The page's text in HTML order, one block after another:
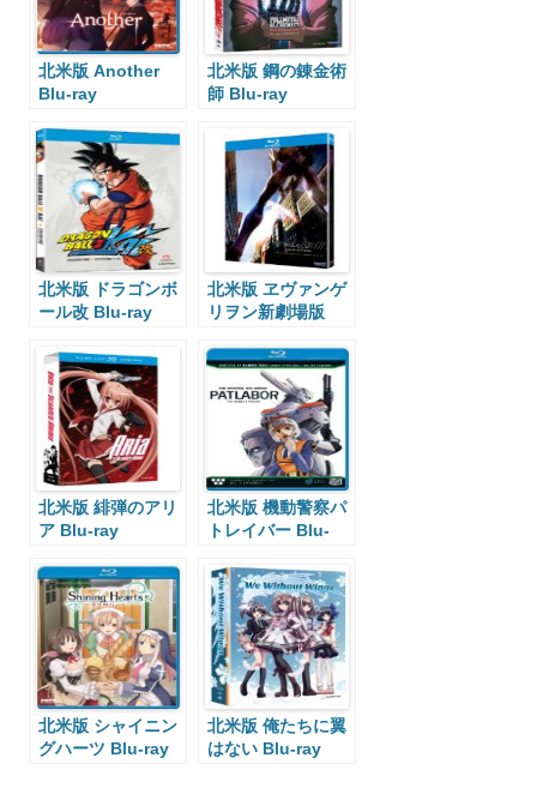
北米版 Another
Blu-ray
北米版 鋼の錬金術
師 Blu-ray
北米版 ドラゴンボ
ール改 Blu-ray
北米版 ヱヴァンゲ
リヲン新劇場版
北米版 緋弾のアリ
ア Blu-ray
北米版 機動警察パ
トレイバー Blu-
北米版 シャイニン
グハーツ Blu-ray
北米版 俺たちに翼
はない Blu-ray